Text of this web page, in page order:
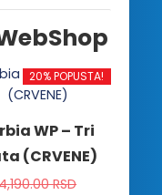
20% POPUSTA!
WP – Tri
(CRVENE)
RSD